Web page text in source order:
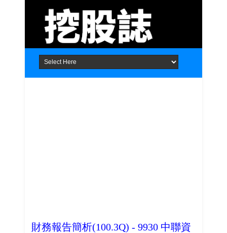
Home About Contact
財務報告簡析(100.3Q) - 9930 中聯資